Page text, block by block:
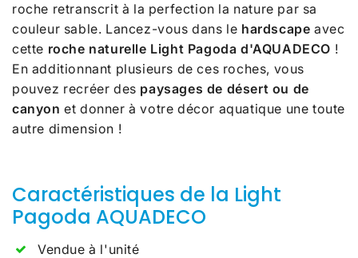
roche retranscrit à la perfection la nature par sa
couleur sable. Lancez-vous dans le hardscape avec
cette roche naturelle Light Pagoda d'AQUADECO !
En additionnant plusieurs de ces roches, vous
pouvez recréer des paysages de désert ou de
canyon et donner à votre décor aquatique une toute
autre dimension !
Caractéristiques de la Light
Pagoda AQUADECO
Vendue à l'unité